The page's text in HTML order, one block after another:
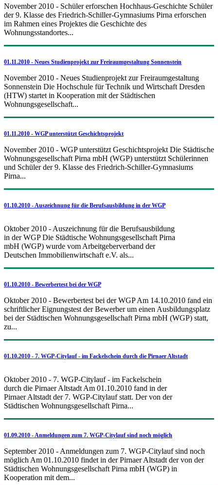
November 2010 - Schüler erforschen Hochhaus-Geschichte Schüler
der 9. Klasse des Friedrich-Schiller-Gymnasiums Pirna erforschen
im Rahmen eines Projektes die Geschichte des
Wohnungsstandortes...
01.11.2010 - Neues Studienprojekt zur Freiraumgestaltung Sonnenstein
November 2010 - Neues Studienprojekt zur Freiraumgestaltung
Sonnenstein Die Hochschule für Technik und Wirtschaft Dresden
(HTW) startet in Kooperation mit der Städtischen
Wohnungsgesellschaft...
01.11.2010 - WGP unterstützt Geschichtsprojekt
November 2010 - WGP unterstützt Geschichtsprojekt Die Städtische
Wohnungsgesellschaft Pirna mbH (WGP) unterstützt Schülerinnen
und Schüler der 9. Klasse des Friedrich-Schiller-Gymnasiums
Pirna...
01.10.2010 - Auszeichnung für die Berufsausbildung in der WGP
Oktober 2010 - Auszeichnung für die Berufsausbildung
in der WGP Die Städtische Wohnungsgesellschaft Pirna
mbH (WGP) wurde vom Arbeitgeberverband der
Deutschen Immobilienwirtschaft e.V. als...
01.10.2010 - Bewerbertest bei der WGP
Oktober 2010 - Bewerbertest bei der WGP Am 14.10.2010 fand ein
schriftlicher Eignungstest der Bewerber um einen Ausbildungsplatz
bei der Städtischen Wohnungsgesellschaft Pirna mbH (WGP) statt,
zu...
01.10.2010 - 7. WGP-Citylauf - im Fackelschein durch die Pirnaer Altstadt
Oktober 2010 - 7. WGP-Citylauf - im Fackelschein
durch die Pirnaer Altstadt Am 01.10.2010 fand in der
Pirnaer Altstadt der 7. WGP-Citylauf statt. Der von der
Städtischen Wohnungsgesellschaft Pirna...
01.09.2010 - Anmeldungen zum 7. WGP-Citylauf sind noch möglich
September 2010 - Anmeldungen zum 7. WGP-Citylauf sind noch
möglich Am 01.10.2010 findet in der Pirnaer Altstadt der von der
Städtischen Wohnungsgesellschaft Pirna mbH (WGP) in
Kooperation mit dem...